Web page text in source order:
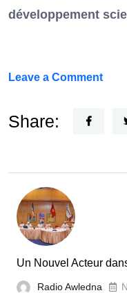
développement
Leave a Commenton
la
Share:
Un Nouvel Acteur
Radio Awledna